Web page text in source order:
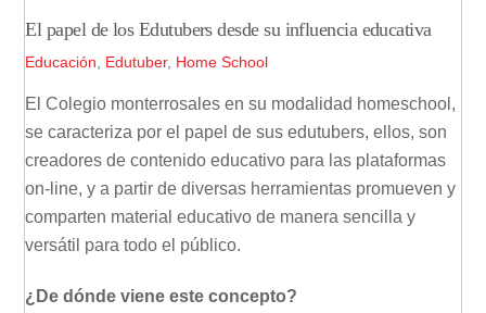
El papel de los Edutubers desde su influencia educativa
Educación Edutuber, Home School
El Colegio monterrosales en su modalidad homeschool,
se caracteriza por el papel de sus edutubers, ellos, son
creadores de contenido educativo para las plataformas
on-line, y a partir de diversas herramientas promueven y
comparten material educativo de manera sencilla y
versátil para todo el público.
¿De dónde viene este concepto?